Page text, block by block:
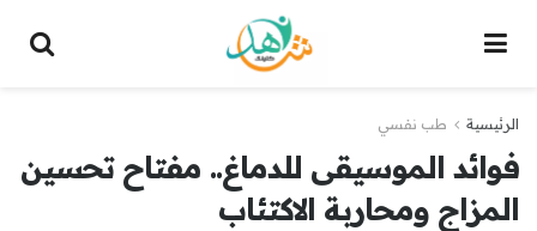
الرئيسية طب نفسي
فوائد الموسيقى للدماغ.. مفتاح تحسين
المزاج ومحاربة الاكتئاب